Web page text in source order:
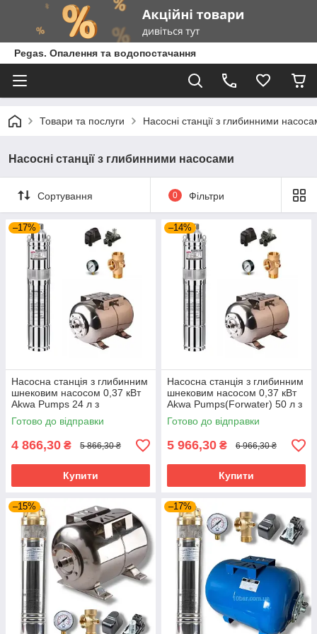
Pegas. Опалення та водопостачання
Товари та послуги Насосні станції з глибинними
Насосні станції з глибинними насосами
Сортування 0 Фільтри
–17%
Насосна станція з глибинним
шнековим насосом 0,37 кВт
Akwa Pumps 24 л з
нержавійки Poland
Готово до відправки
4 866,30 ₴ 5 866,30 ₴
Купити
–14%
Насосна станція з глибинним
шнековим насосом 0,37 кВт
Akwa Pumps(Forwater) 50 л з
нержавійки Poland
Готово до відправки
5 966,30 ₴ 6 966,30 ₴
Купити
–15% –17%